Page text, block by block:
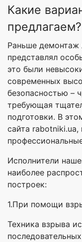
Какие
предлагаем?
Раньше демонтаж
представлял
это были
современных
безопасностью –
требующая
подготовки. В
сайта
Исполнители
наиболее
построек:
1.При помощи
Техника взрыва